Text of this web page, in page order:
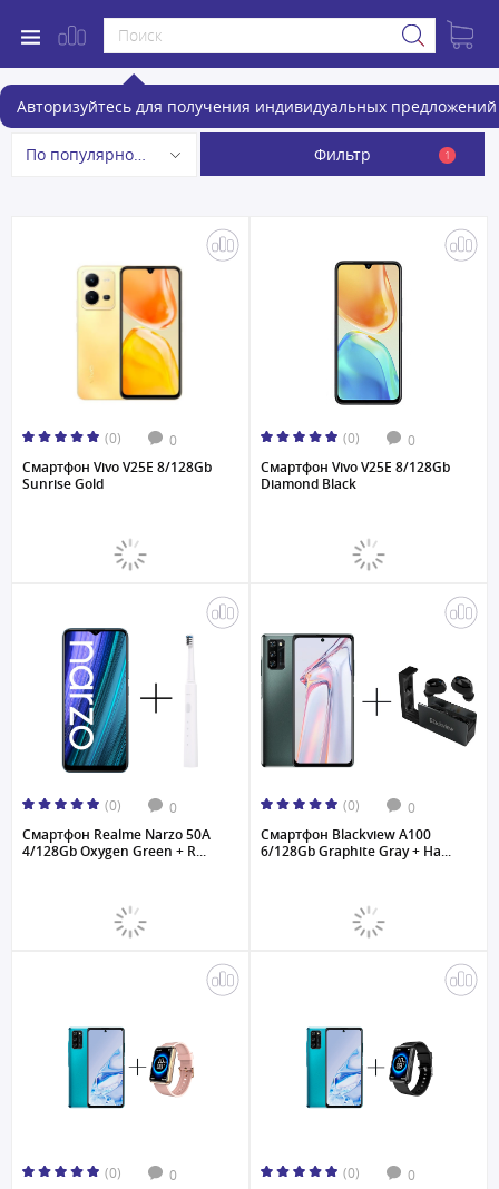
Авторизуйтесь для получения индивидуальных предложений
Смартфоны
По популярности Фильтр 1
(0) 0
Смартфон Vivo V25E 8/128Gb
Sunrise Gold
(0) 0
Смартфон Vivo V25E 8/128Gb
Diamond Black
(0) 0
Смартфон Realme Narzo 50A
4/128Gb Oxygen Green + R...
(0) 0
Смартфон Blackview A100
6/128Gb Graphite Gray + На...
(0) 0 (0) 0